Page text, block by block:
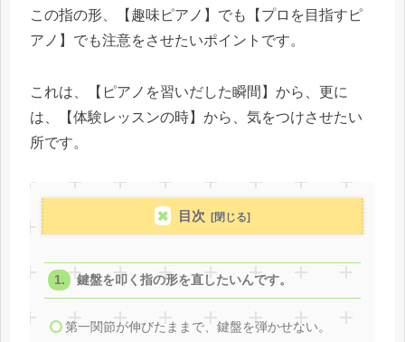
この指の形、【趣味ピアノ】でも【プロを目指すピ
アノ】でも注意をさせたいポイントです。
これは、【ピアノを習いだした瞬間】から、更に
は、【体験レッスンの時】から、気をつけさせたい
所です。
目次
鍵盤を叩く指の形を直したいんです。
第一関節が伸びたままで、鍵盤を弾かせない。